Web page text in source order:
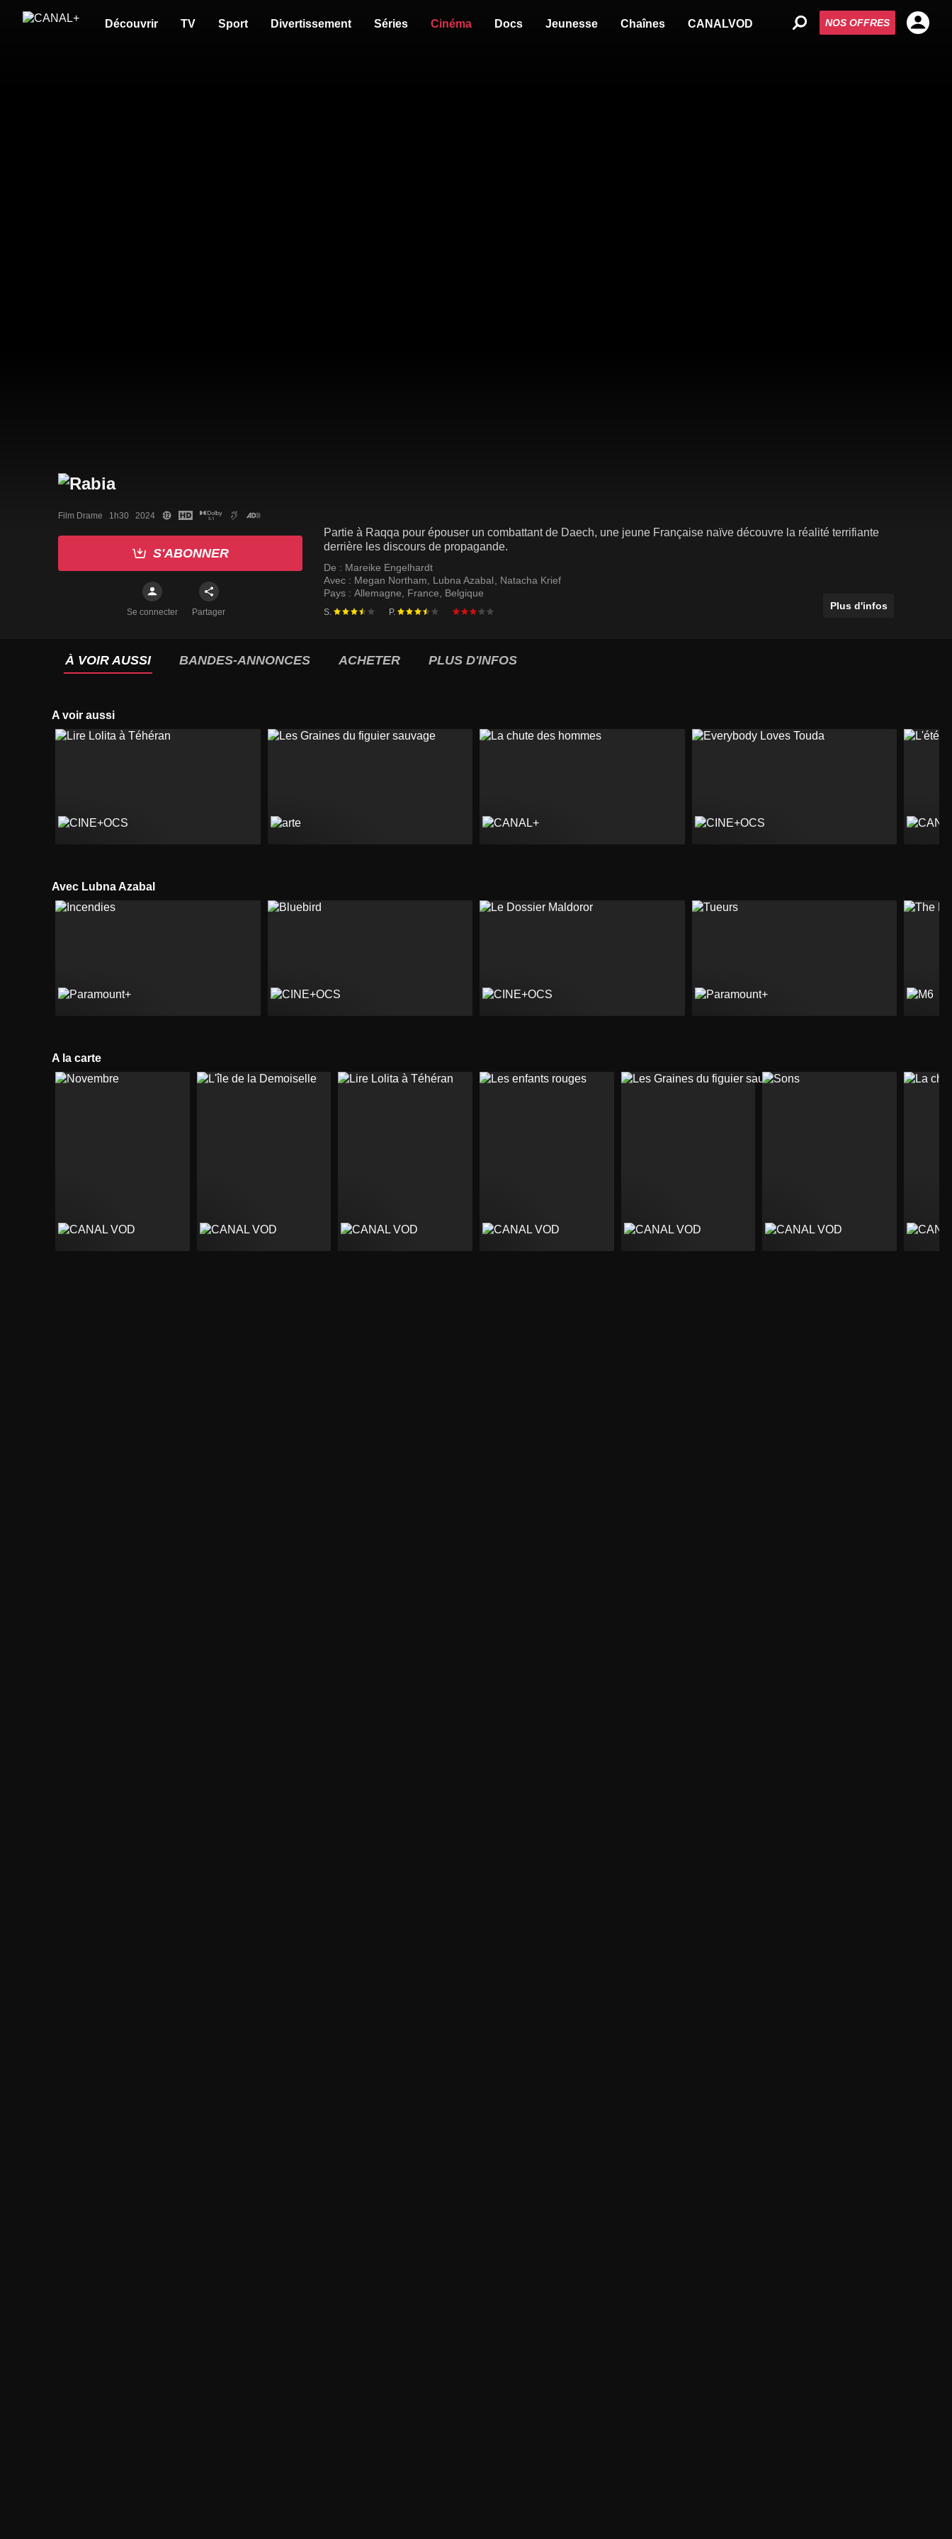
Découvrir TV Sport Divertissement Séries Cinéma Docs Jeunesse Chaînes CANALVOD NOS OFFRES
Film Drame   1h30   2024
S'ABONNER
Se connecter Partager
Partie à Raqqa pour épouser un combattant de Daech, une jeune Française naïve découvre la réalité terrifiante
derrière les discours de propagande.
De : Mareike Engelhardt
Avec : Megan Northam Lubna Azabal
Natacha Krief
Pays : Allemagne France Belgique
S. P.
Plus d'infos
À VOIR AUSSI BANDES-ANNONCES ACHETER PLUS D'INFOS
A voir aussi
Avec Lubna Azabal
A la carte